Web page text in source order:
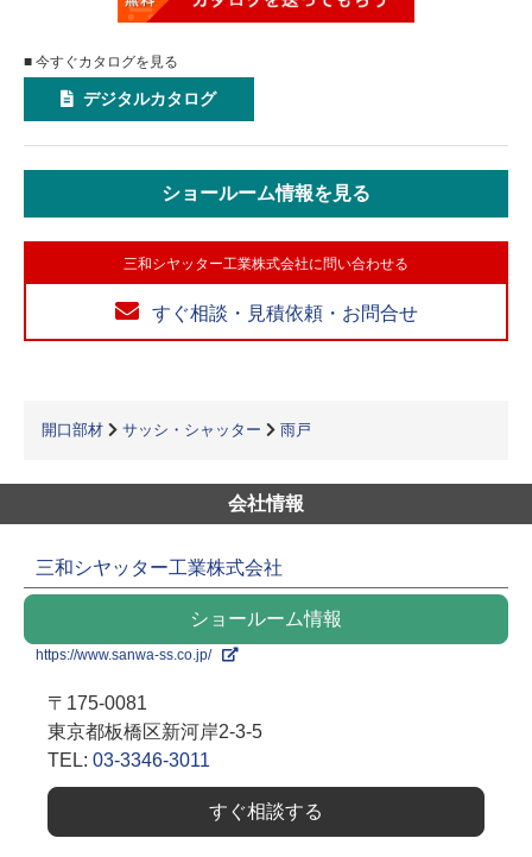
■ 今すぐカタログを見る
デジタルカタログ
ショールーム情報を見る
三和シヤッター工業株式会社に問い合わせる
すぐ相談・見積依頼・お問合せ
開口部材 サッシ・シャッター 雨戸
会社情報
三和シヤッター工業株式会社
ショールーム情報
https://www.sanwa-ss.co.jp/
〒175-0081
東京都板橋区新河岸2-3-5
TEL: 03-3346-3011
すぐ相談する